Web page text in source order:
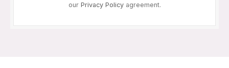
our Privacy Policyagreement.